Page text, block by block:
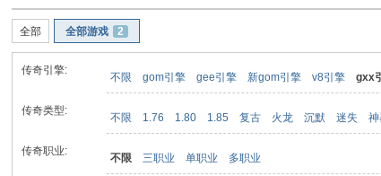
全部 全部游戏 2
传奇引擎:
不限 gom引擎 gee引擎 新gom引擎 v8引擎 gxx
传奇类型:
不限 1.76 1.80 1.85 复古 火龙 沉默 迷失
传奇职业:
不限 三职业 单职业 多职业